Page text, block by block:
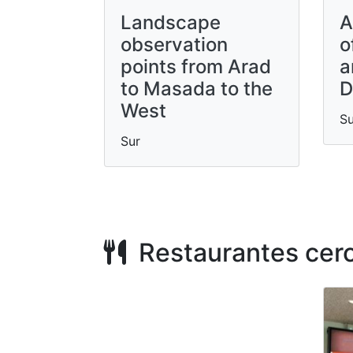
Landscape
observation
points from Arad
to Masada to the
West
Sur
Restaurantes